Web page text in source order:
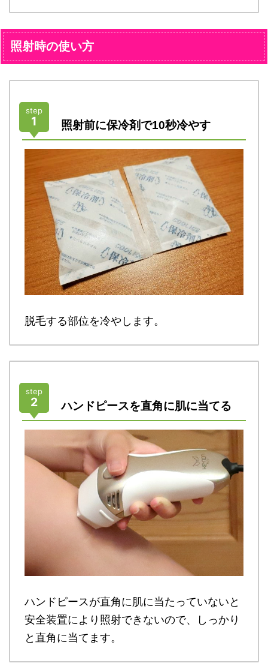
照射時の使い方
step
1 照射前に保冷剤で10秒冷やす
脱毛する部位を冷やします。
step
2 ハンドピースを直角に肌に当てる
ハンドピースが直角に肌に当たっていないと
安全装置により照射できないので、しっかり
と直角に当てます。